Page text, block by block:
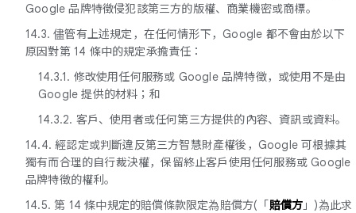
Google 品牌特徵侵犯該第三方的版權、商業機密或商標。
14.3. 儘管有上述規定，在任何情形下，Google 都不會由於以下
原因對第 14 條中的規定承擔責任：
14.3.1. 修改使用任何服務或 Google 品牌特徵，或使用不是由
Google 提供的材料；和
14.3.2. 客戶、使用者或任何第三方提供的內容、資訊或資料。
14.4. 經認定或判斷違反第三方智慧財產權後，Google 可根據其
獨有而合理的自行裁決權，保留終止客戶使用任何服務或 Google
品牌特徵的權利。
14.5. 第 14 條中規定的賠償條款限定為賠償方(「賠償方 」)為此求